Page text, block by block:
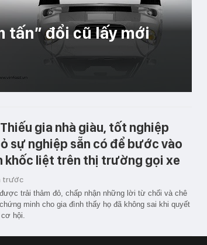
tấn” đổi cũ lấy mới
Thiếu gia nhà giàu, tốt nghiệp
sự nghiệp sẵn có để bước vào
khốc liệt trên thị trường gọi xe
trước
trải thảm đỏ, chấp nhận những lời từ chối và chê
minh cho gia đình thấy họ đã không sai khi quyết
cơ hội.